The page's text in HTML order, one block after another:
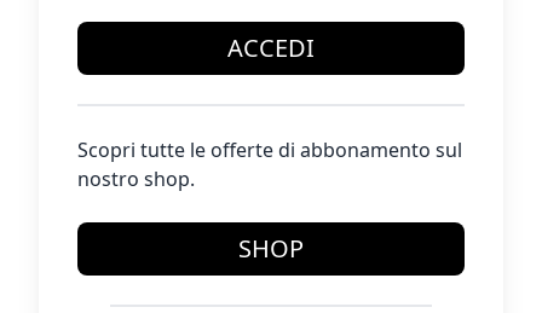
ACCEDI
Scopri tutte le offerte di abbonamento sul
nostro shop.
SHOP